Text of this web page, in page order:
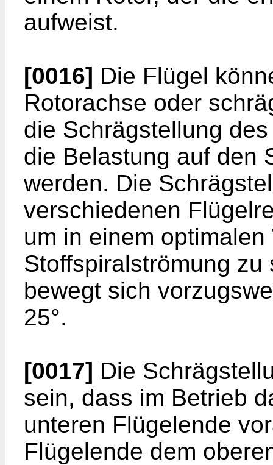
aufweist.
[0016] Die Flügel
Rotorachse oder
die Schrägstellung
die Belastung auf den
werden. Die
verschiedenen
um in einem
Stoffspiralströmung
bewegt sich
25°.
[0017] Die
sein, dass im Betrieb
unteren Flügelende
Flügelende dem